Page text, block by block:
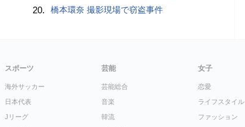
20. 橋本環奈 撮影現場で窃盗事件
スポーツ
海外サッカー
日本代表
Jリーグ
芸能
芸能総合
音楽
韓流
女子
恋愛
ライフスタイル
ファッション